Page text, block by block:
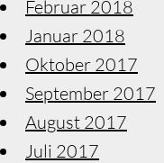
Februar 2018
Januar 2018
Oktober 2017
September 2017
August 2017
Juli 2017